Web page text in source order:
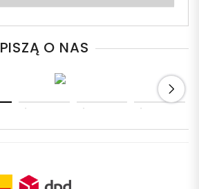
PISZĄ O NAS